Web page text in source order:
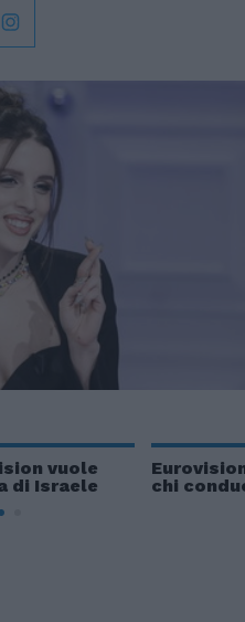
vuole
di Israele
chi